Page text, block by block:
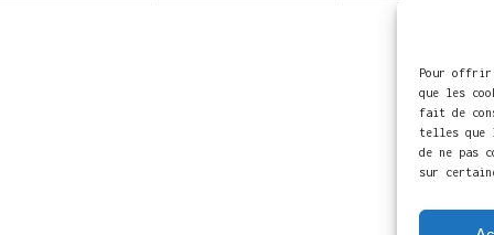
Pour offrir
que les
fait de
telles que
de ne pas
sur